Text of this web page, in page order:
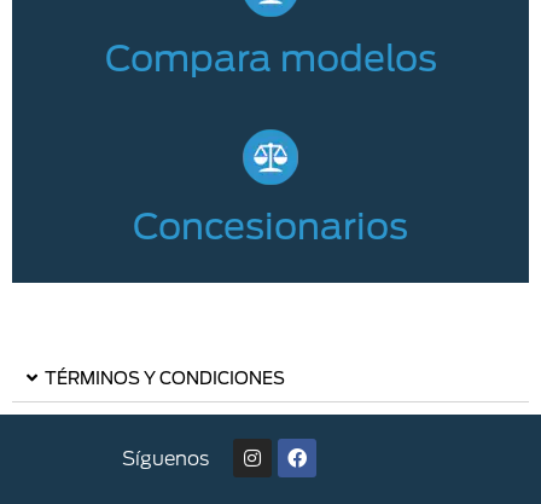
Compara modelos
Concesionarios
TÉRMINOS Y CONDICIONES
Síguenos